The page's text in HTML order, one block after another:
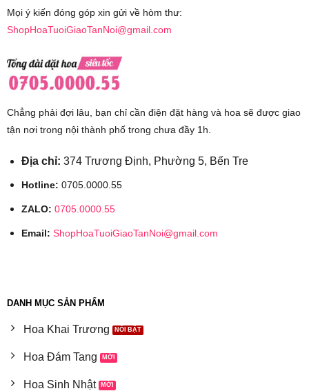
Mọi ý kiến đóng góp xin gửi về hòm thư:
ShopHoaTuoiGiaoTanNoi@gmail.com
Chẳng phải đợi lâu, bạn chỉ cần điện đặt hàng và hoa sẽ được giao
tận nơi trong nội thành phố trong chưa đầy 1h.
Địa chỉ: 374 Trương Định, Phường 5, Bến Tre
Hotline: 0705.0000.55
ZALO: 0705.0000.55
Email: ShopHoaTuoiGiaoTanNoi@gmail.com
DANH MỤC SẢN PHẨM
Hoa Khai Trương
Hoa Đám Tang
Hoa Sinh Nhật